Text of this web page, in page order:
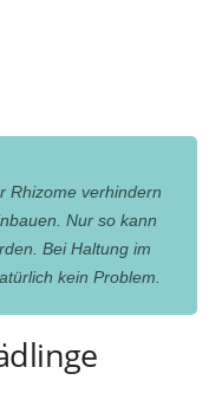
Rhizome verhindern
Nur so kann
Bei Haltung im
kein Problem.